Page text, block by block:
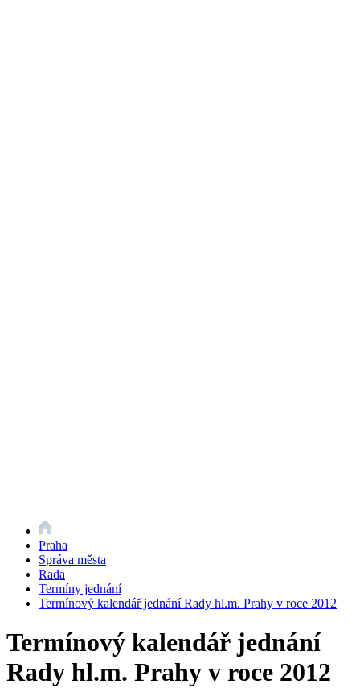
Praha
Správa města
Rada
Termíny jednání
Termínový kalendář jednání Rady hl.m. Prahy v roce 2012
Termínový kalendář jednání
Rady hl.m. Prahy v roce 2012